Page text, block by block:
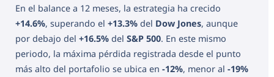
En el balance a 12 meses, la estrategia ha crecido
+14.6%, superando el +13.3% del Dow Jones, aunque
por debajo del +16.5% del S&P 500. En este mismo
periodo, la máxima pérdida registrada desde el punto
más alto del portafolio se ubica en -12%, menor al -19%